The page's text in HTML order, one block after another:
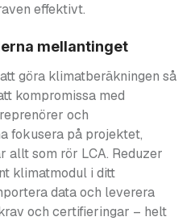
effektivt.
mellantinget
göra klimatberäkningen så
kompromissa med
och
fokusera på projektet,
allt som rör LCA. Reduzer
klimatmodul i ditt
data och leverera
och certifieringar – helt